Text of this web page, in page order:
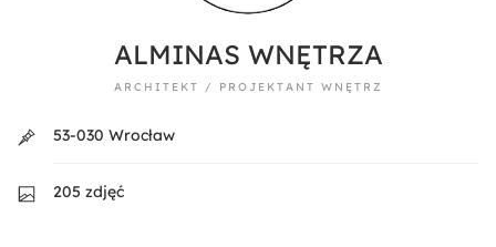
ALMINAS WNĘTRZA
ARCHITEKT / PROJEKTANT WNĘTRZ
53-030 Wrocław
205 zdjęć